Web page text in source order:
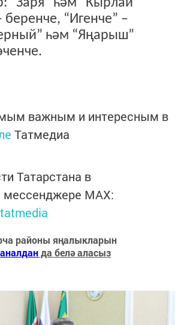
“Заря” һәм “Кырлай”
“Игенче” –
һәм “Яңарыш”
важным и интересным в
Татмедиа
Татарстана в
мессенджере MАХ:
районы яңалыкларын
да белә аласыз